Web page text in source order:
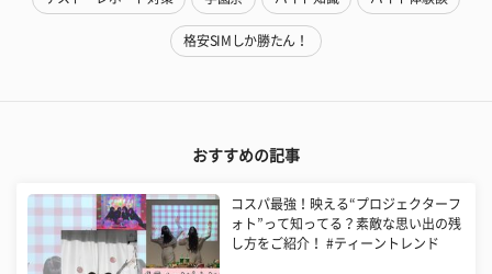
格安SIMしか勝たん！
おすすめの記事
コスパ最強！映える“プロジェクターフ
ォト”って知ってる？素敵な思い出の残
し方をご紹介！ #ティーントレンド